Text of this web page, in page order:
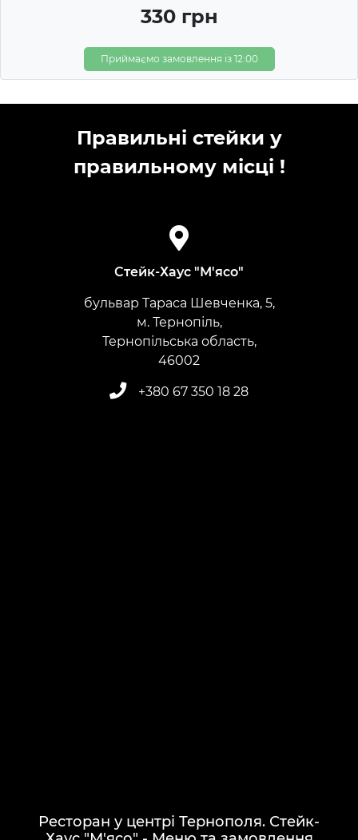
330 грн
Приймаємо замовлення із 12:00
Правильні стейки у
правильному місці !
Стейк-Хаус "М'ясо"
бульвар Тараса Шевченка, 5,
м. Тернопіль,
Тернопільська область,
​​​​​​​46002
+380 67 350 18 28
Ресторан у центрі Тернополя. Стейк-